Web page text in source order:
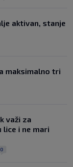
aktivan, stanje
maksimalno tri
važi za
lice i ne mari
0